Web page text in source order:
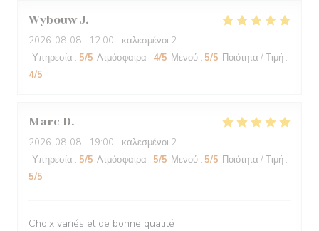
Wybouw J
2026-08-08 - 12:00 - καλεσμένοι 2
Υπηρεσία : 5/5 Ατμόσφαιρα : 4/5 Μενού : 5/5 Ποιότητα / Τιμή :
4/5
Marc D
2026-08-08 - 19:00 - καλεσμένοι 2
Υπηρεσία : 5/5 Ατμόσφαιρα : 5/5 Μενού : 5/5 Ποιότητα / Τιμή :
5/5
Choix variés et de bonne qualité